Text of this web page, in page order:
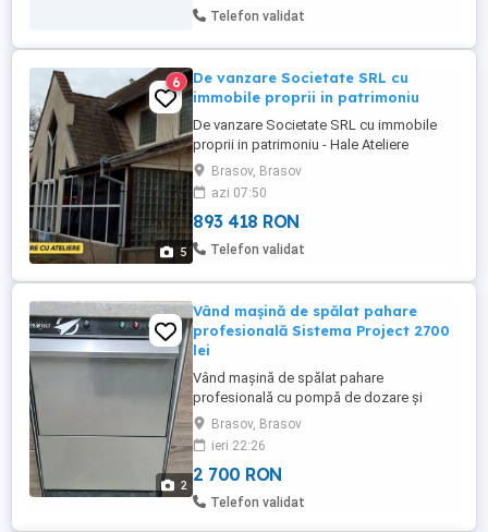
suport cu roti ( din afecere inchisa ) Pret
Telefon validat
5
6
De vanzare Societate SRL cu
immobile proprii in patrimoniu
De vanzare Societate SRL cu immobile
proprii in patrimoniu - Hale Ateliere
Depozite Ghimbav, Brasov Oportunitate
rară Platformă multifuncțională cu
potential, la preț de neconceput Societate
SRL cu immobile proprii in patrimoniu -
Ghimbav, Brasov, 170.000 euro Se oferă ...
Brasov, Brasov
azi 07:50
893 418 RON
Telefon validat
2
Vând mașină de spălat pahare
profesională Sistema Project 2700
lei
Vând mașină de spălat pahare
profesională cu pompă de dozare și
pompă de clătire - Sistema Project - ideală
pentru uz intens în cadrul unui restaurant
sau bar Alimentare: 230 V Putere: 3,18 kW
Dimensiune cos: 350 350 mm Inaltime
utilizabila: 240 mm Capacitate productie:
Brasov, Brasov
ieri 22:26
2 700 RON
Telefon validat